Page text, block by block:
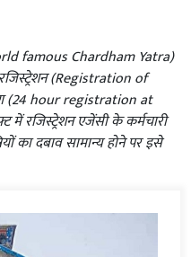
famous Chardham Yatra)
(Registration of
(24 hour registration at
में रजिस्ट्रेशन एजेंसी के कर्मचारी
का दबाव सामान्य होने पर इसे